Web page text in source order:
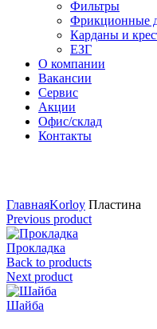
Фильтры
Фрикционные
Карданы и
ЕЗГ
О компании
Вакансии
Сервис
Акции
Офис/склад
Контакты
ГлавнаяKorloy Пластина
Previous product
Прокладка
Back to products
Next product
Шайба